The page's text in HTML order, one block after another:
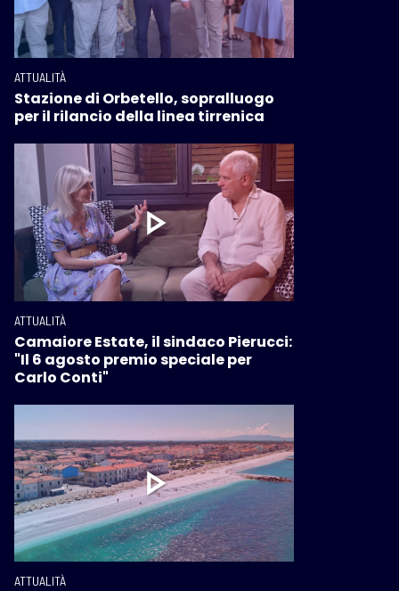
ATTUALITÀ
Stazione di Orbetello, sopralluogo
per il rilancio della linea tirrenica
ATTUALITÀ
Camaiore Estate, il sindaco Pierucci:
"Il 6 agosto premio speciale per
Carlo Conti"
ATTUALITÀ